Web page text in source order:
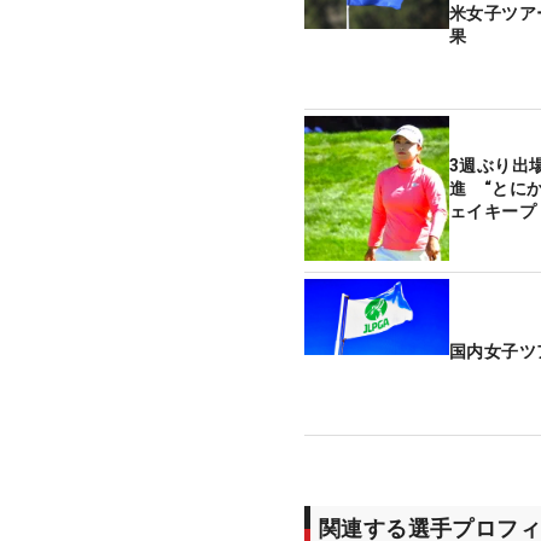
米女子ツ
果
3週ぶり出
進 “とに
ェイキープ
国内女子
関連する選手プロフ